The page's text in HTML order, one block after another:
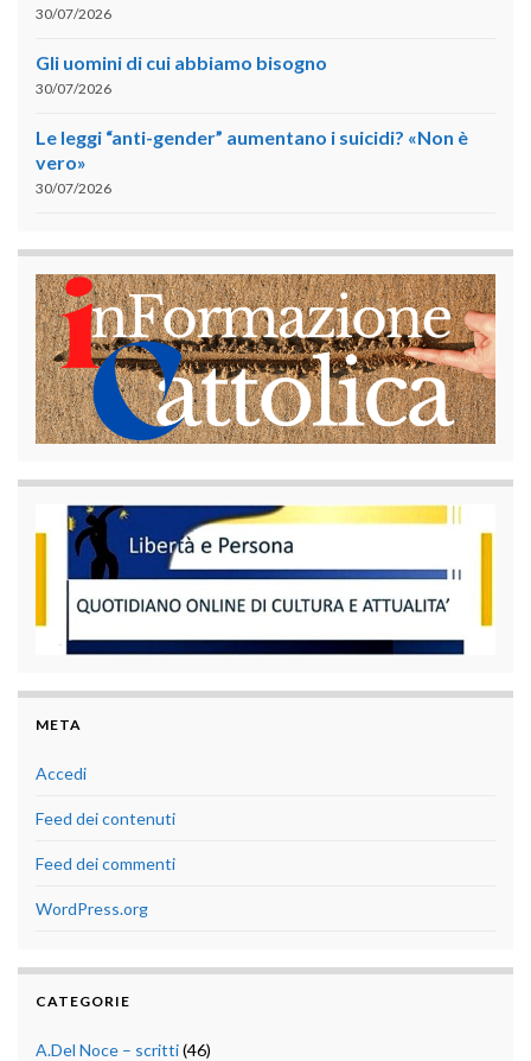
30/07/2026
Gli uomini di cui abbiamo bisogno
30/07/2026
Le leggi “anti-gender” aumentano i suicidi? «Non è
vero»
30/07/2026
META
Accedi
Feed dei contenuti
Feed dei commenti
WordPress.org
CATEGORIE
A.Del Noce – scritti(46)